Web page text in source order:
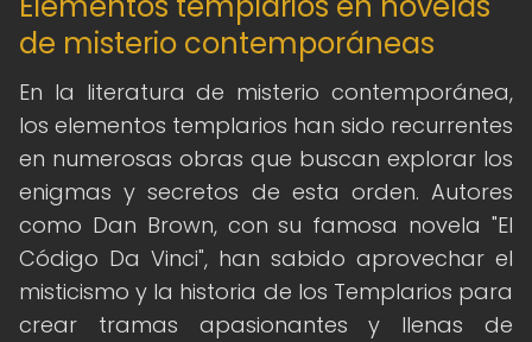
de misterio contemporáneas
En la literatura de misterio contemporánea,
los elementos templarios han sido recurrentes
en numerosas obras que buscan explorar los
enigmas y secretos de esta orden. Autores
como Dan Brown, con su famosa novela "El
Código Da Vinci", han sabido aprovechar el
misticismo y la historia de los Templarios para
crear tramas apasionantes y llenas de